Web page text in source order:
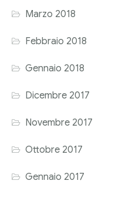
Marzo 2018
Febbraio 2018
Gennaio 2018
Dicembre 2017
Novembre 2017
Ottobre 2017
Gennaio 2017